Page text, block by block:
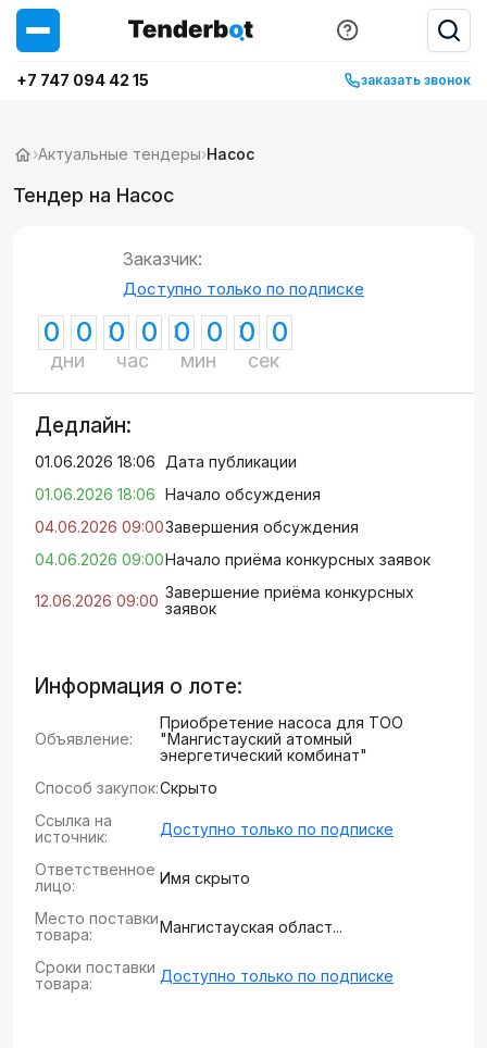
+7 747 094 42 15 заказать звонок
›Актуальные тендеры›Насос
Тендер на Насос
Заказчик:
Доступно только по подписке
0 0
дни
0 0
час
0 0
мин
0 0
сек
Дедлайн:
01.06.2026 18:06
Дата публикации
01.06.2026 18:06 Начало обсуждения
04.06.2026 09:00Завершения обсуждения
04.06.2026 09:00Начало приёма конкурсных заявок
12.06.2026 09:00 Завершение приёма конкурсных
заявок
Информация о лоте:
Объявление:
Приобретение насоса для ТОО
"Мангистауский атомный
энергетический комбинат"
Способ закупок:Скрыто
Ссылка на
источник:
Доступно только по подписке
Ответственное
лицо:
Имя скрыто
Место поставки
товара:
Мангистауская област...
Сроки поставки
товара:
Доступно только по подписке